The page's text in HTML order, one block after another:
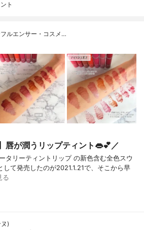
ト
ルエンサー・コスメ…
唇が潤うリップティント👄💕／
タリーティントリップ の新色含む全色スウ
して発売したのが2021.1.21で、そこから早
る
)